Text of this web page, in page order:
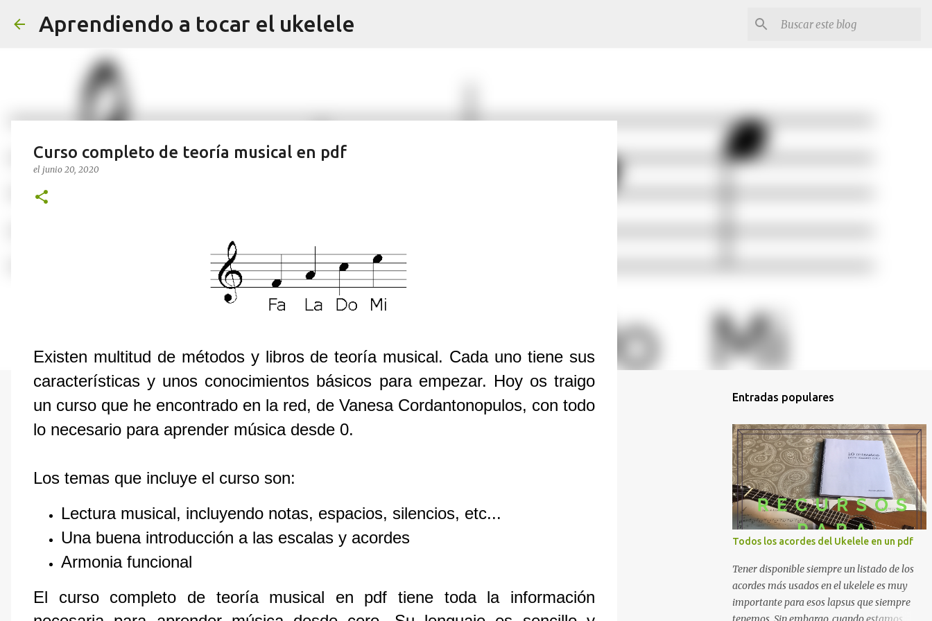
Aprendiendo a tocar el ukelele
Curso completo de teoría musical en pdf
el junio 20, 2020
Existen multitud de métodos y libros de teoría musical. Cada uno tiene sus
características y unos conocimientos básicos para empezar. Hoy os traigo
un curso que he encontrado en la red, de Vanesa Cordantonopulos, con todo
lo necesario para aprender música desde 0.
Los temas que incluye el curso son:
Lectura musical, incluyendo notas, espacios, silencios, etc...
Una buena introducción a las escalas y acordes
Armonia funcional
El curso completo de teoría musical en pdf tiene toda la información
Entradas populares
Todos los acordes del Ukelele en un pdf
Tener disponible siempre un listado de los
acordes más usados en el ukelele es muy
importante para esos lapsus que siempre